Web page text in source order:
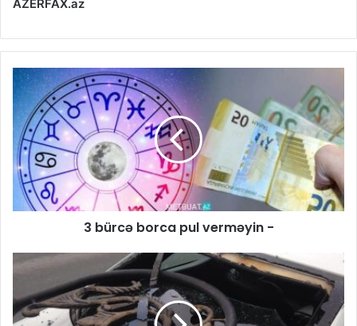
AZERFAX.az
3 bürcə borca pul verməyin -